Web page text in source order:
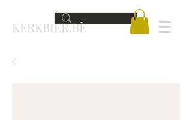
KERKBIER.BE